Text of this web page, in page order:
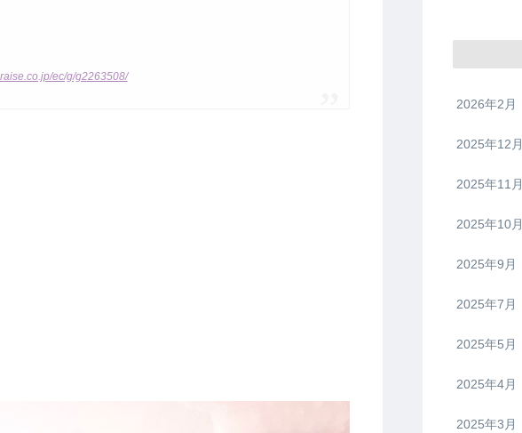
ec/g/g2263508/
2026年2月
2025年12月
2025年11月
2025年10月
2025年9月
2025年7月
2025年5月
2025年4月
2025年3月